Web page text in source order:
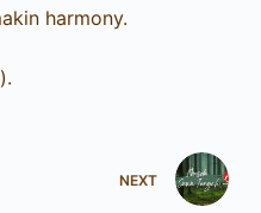
harmony.
NEXT